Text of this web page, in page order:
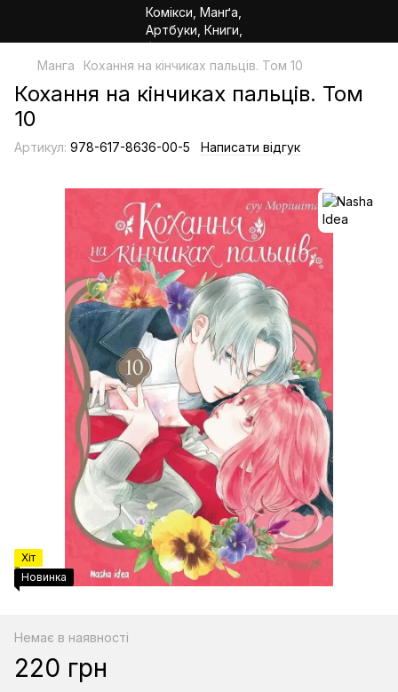
Манга Кохання на кінчиках пальців. Том 10
Кохання на кінчиках пальців. Том
10
Артикул: 978-617-8636-00-5 Написати відгук
Хіт
Новинка
Немає в наявності
220 грн